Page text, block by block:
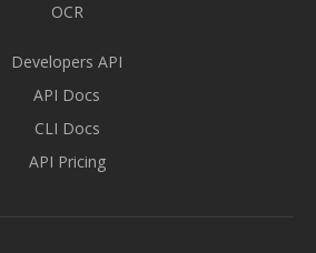
OCR
Developers API
API Docs
CLI Docs
API Pricing